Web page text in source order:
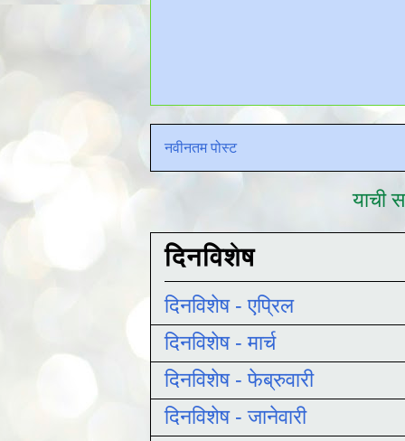
नवीनतम पोस्ट
याची
दिनविशेष
दिनविशेष - एप्रिल
दिनविशेष - मार्च
दिनविशेष - फेब्रुवारी
दिनविशेष - जानेवारी